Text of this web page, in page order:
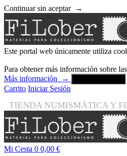
Continuar sin aceptar →
Este portal web únicamente utiliza
Para obtener más información sobre
Más información
→
Carrito Iniciar Sesión
TIENDA NUMISMÁTICA Y
Mi Cesta 0 0,00 €